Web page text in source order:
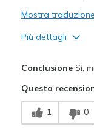
Mostra traduzione
Più dettagli
Comfortable
Stylish
ConclusioneSì,
Questa
1 0